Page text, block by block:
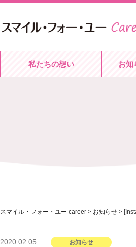
私たちの想い お知
スマイル・フォー・ユー career > お知らせ >
投
2020.02.05 お知らせ